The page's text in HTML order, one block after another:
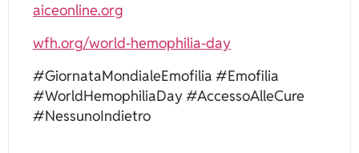
aiceonline.org
wfh.org/world-hemophilia-day
#GiornataMondialeEmofilia #Emofilia
#WorldHemophiliaDay #AccessoAlleCure
#NessunoIndietro